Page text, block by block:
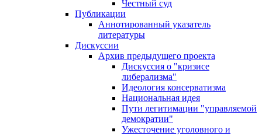
Честный суд
Публикации
Аннотированный указатель
литературы
Дискуссии
Архив предыдущего проекта
Дискуссия о "кризисе
либерализма"
Идеология консерватизма
Национальная идея
Пути легитимации "управляемой
демократии"
Ужесточение уголовного и